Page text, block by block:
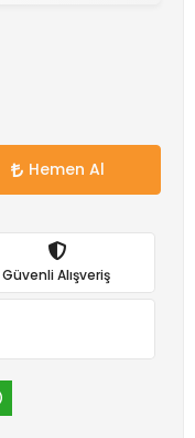
Hemen Al
Güvenli Alışveriş